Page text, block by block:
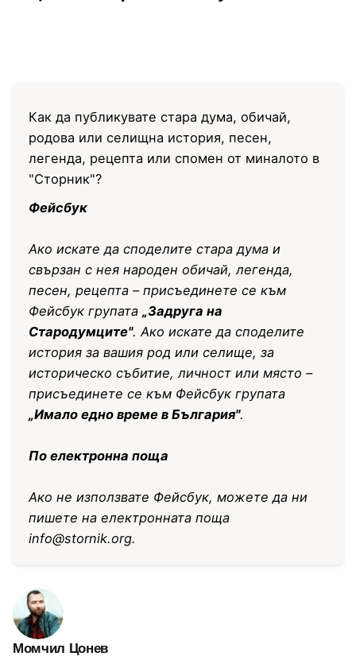
Как да публикувате стара дума, обичай,
родова или селищна история, песен,
легенда, рецепта или спомен от миналото в
"Сторник"?
Фейсбук
Ако искате да споделите стара дума и
свързан с нея народен обичай, легенда,
песен, рецепта – присъединете се към
Фейсбук групата „Задруга на
Стародумците". Ако искате да споделите
история за вашия род или селище, за
историческо събитие, личност или място –
присъединете се към Фейсбук групата
„Имало едно време в България".
По електронна поща
Ако не използвате Фейсбук, можете да ни
пишете на електронната поща
info@stornik.org.
Момчил Цонев